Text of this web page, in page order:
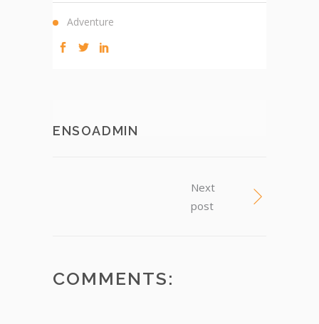
Adventure
ENSOADMIN
Next
post
COMMENTS: